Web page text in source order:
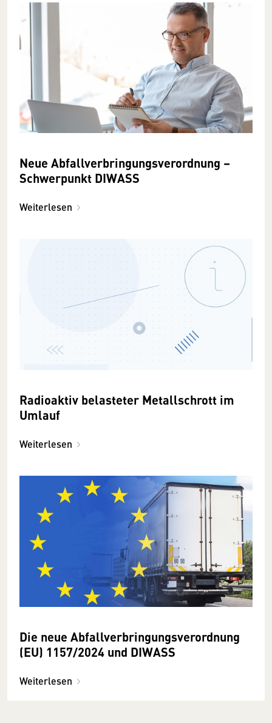
Neue Abfallverbringungsverordnung –
Schwerpunkt DIWASS
Weiterlesen
Radioaktiv belasteter Metallschrott im
Umlauf
Weiterlesen
Die neue Abfallverbringungsverordnung
(EU) 1157/2024 und DIWASS
Weiterlesen